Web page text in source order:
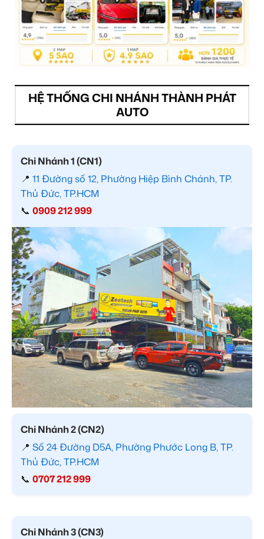
HỆ THỐNG CHI NHÁNH THÀNH PHÁT
AUTO
Chi Nhánh 1 (CN1)
📍 11 Đường số 12, Phường Hiệp Bình Chánh, TP.
Thủ Đức, TP.HCM
📞 0909 212 999
Chi Nhánh 2 (CN2)
📍 Số 24 Đường D5A, Phường Phước Long B, TP.
Thủ Đức, TP.HCM
📞 0707 212 999
Chi Nhánh 3 (CN3)